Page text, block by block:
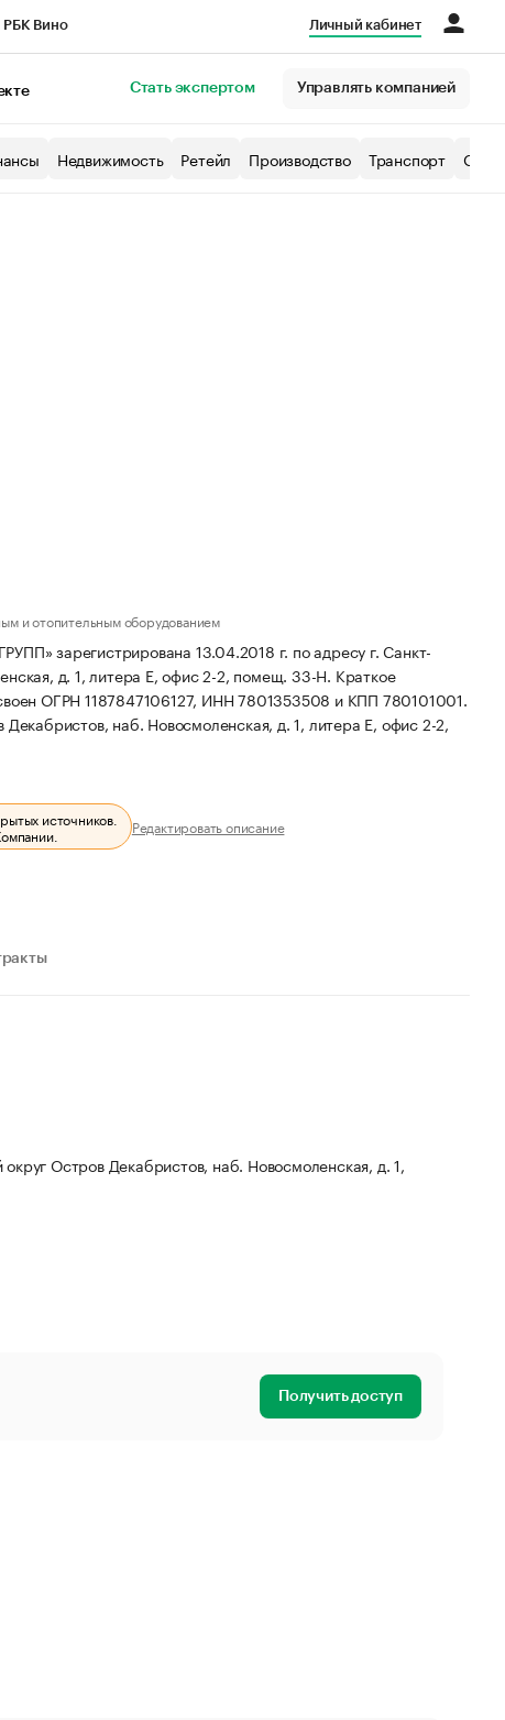
РБК Вино Личный кабинет
Стать экспертом Управлять компанией
Недвижимость Ретейл Производство Транспорт
и отопительным оборудованием
зарегистрирована 13.04.2018 г. по адресу г. Санкт-
д. 1, литера Е, офис 2-2, помещ. 33-Н. Краткое
ОГРН 1187847106127, ИНН 7801353508 и КПП 780101001.
наб. Новосмоленская, д. 1, литера Е, офис 2-2,
источников. Редактировать описание
Остров Декабристов, наб. Новосмоленская, д. 1,
Получить доступ